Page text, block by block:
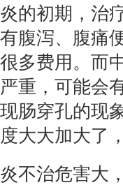
的初期，治
腹泻、腹痛
多费用。而
重，可能会
肠穿孔的现
大大加大了
炎不治危害大